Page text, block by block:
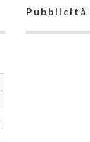
Pubblicità